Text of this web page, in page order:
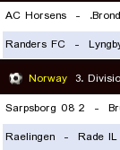
AC Horsens -
Randers FC -
Norway 3.
Sarpsborg 08 2 -
Raelingen - Rade IL